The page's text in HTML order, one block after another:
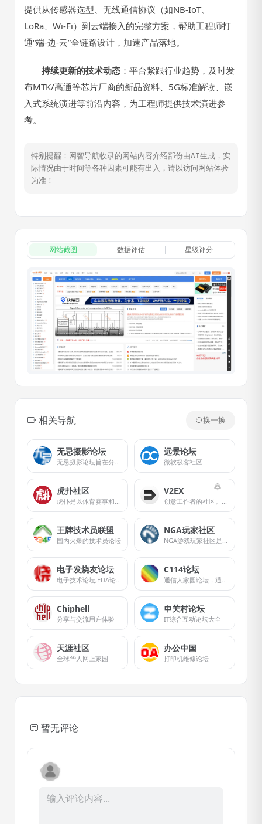
提供从传感器选型、无线通信协议（如NB-IoT、
LoRa、Wi-Fi）到云端接入的完整方案，帮助工程师打
通“端-边-云”全链路设计，加速产品落地。
持续更新的技术动态 ：平台紧跟行业趋势，及时发
布MTK/高通等芯片厂商的新品资料、5G标准解读、嵌
入式系统演进等前沿内容，为工程师提供技术演进参
考。
特别提醒：网智导航收录的网站内容介绍部份由AI生成，实
际情况由于时间等各种因素可能有出入，请以访问网站体验
为准！
网站截图 数据评估 星级评分
相关导航 换一换
无忌摄影论坛
无忌摄影论坛旨在分享和交流摄影器材、摄影技术和摄影作品。
远景论坛
微软极客社区
虎扑社区
虎扑是以体育赛事和男性兴趣生活为主的社区网站。专注于NBA赛程、NBA录像、NBA直播、NBA资讯、球员交易、足球、英超、电竞、LPL等全部篮球足球电竞赛事，并提供虎扑步行街社区服务。
V2EX
创意工作者的社区。讨论编程、设计、硬件、游戏等令人激动的话题。
王牌技术员联盟
国内火爆的技术员论坛
NGA玩家社区
NGA游戏玩家社区是国内知名的玩家交流平台
电子发烧友论坛
电子技术论坛,EDA论坛,电路设计论坛,单片机论坛,电子行业分析,电子发烧友,工程师乐园,嵌入式系统,labview论坛,半导体技术天地为电子工程师提供最新技术资料与应用设计方案,是业内最受欢迎的电子发烧友电子工程师互动交流平台之一.并特为电子工程师举办免费电子发烧友技术讲座,成为电子工程师的乐园.
C114论坛
通信人家园论坛，通信人的网上乐园！
Chiphell
分享与交流用户体验
中关村论坛
IT综合互动论坛大全
天涯社区
全球华人网上家园
办公中国
打印机维修论坛
暂无评论